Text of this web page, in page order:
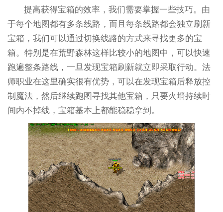
提高获得宝箱的效率，我们需要掌握一些技巧。由
于每个地图都有多条线路，而且每条线路都会独立刷新
宝箱，我们可以通过切换线路的方式来寻找更多的宝
箱。特别是在荒野森林这样比较小的地图中，可以快速
跑遍整条路线，一旦发现宝箱刷新就立即采取行动。法
师职业在这里确实很有优势，可以在发现宝箱后释放控
制魔法，然后继续跑图寻找其他宝箱，只要火墙持续时
间内不掉线，宝箱基本上都能稳稳拿到。